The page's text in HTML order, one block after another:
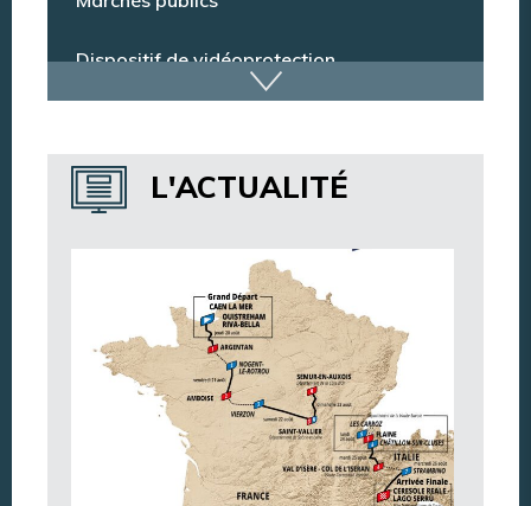
Dispositif de vidéoprotection
Annuaire des services
Annuaire des associations
Argentan Aujourd’hui
L'ACTUALITÉ